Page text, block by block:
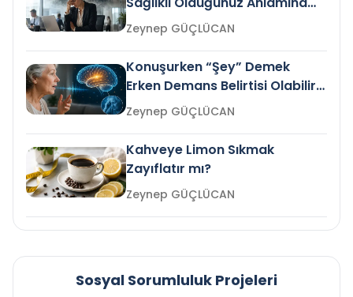
Gelir mi?Zeynep GÜÇLÜCAN
Konuşurken “Şey” Demek
Erken Demans Belirtisi Olabilir
mi?
Zeynep GÜÇLÜCAN
Kahveye Limon Sıkmak
Zayıflatır mı?
Zeynep GÜÇLÜCAN
Sosyal Sorumluluk Projeleri